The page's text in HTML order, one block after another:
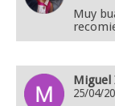
Muy
Miguel
25/04/